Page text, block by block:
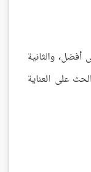
والثانية
على العناية